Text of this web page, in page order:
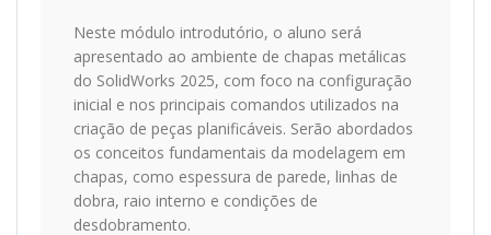
Neste módulo introdutório, o aluno será
apresentado ao ambiente de chapas metálicas
do SolidWorks 2025, com foco na configuração
inicial e nos principais comandos utilizados na
criação de peças planificáveis. Serão abordados
os conceitos fundamentais da modelagem em
chapas, como espessura de parede, linhas de
dobra, raio interno e condições de
desdobramento.